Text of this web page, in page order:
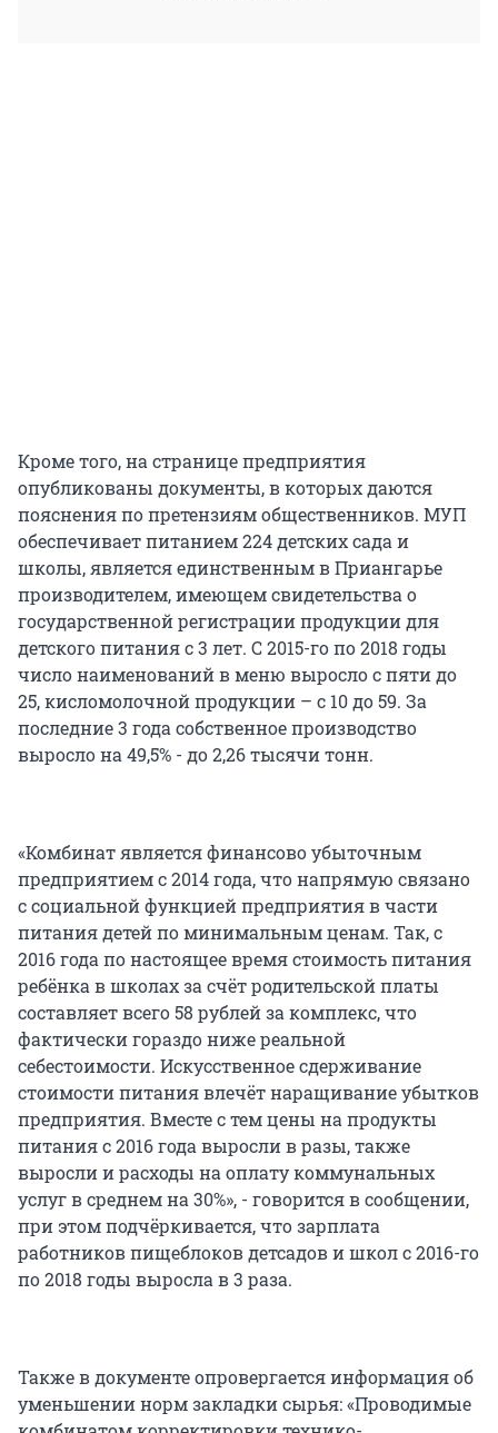
Кроме того, на странице предприятия
опубликованы документы, в которых даются
пояснения по претензиям общественников. МУП
обеспечивает питанием 224 детских сада и
школы, является единственным в Приангарье
производителем, имеющем свидетельства о
государственной регистрации продукции для
детского питания с 3 лет. С 2015-го по 2018 годы
число наименований в меню выросло с пяти до
25, кисломолочной продукции – с 10 до 59. За
последние 3 года собственное производство
выросло на 49,5% - до 2,26 тысячи тонн.
«Комбинат является финансово убыточным
предприятием с 2014 года, что напрямую связано
с социальной функцией предприятия в части
питания детей по минимальным ценам. Так, с
2016 года по настоящее время стоимость питания
ребёнка в школах за счёт родительской платы
составляет всего 58 рублей за комплекс, что
фактически гораздо ниже реальной
себестоимости. Искусственное сдерживание
стоимости питания влечёт наращивание убытков
предприятия. Вместе с тем цены на продукты
питания с 2016 года выросли в разы, также
выросли и расходы на оплату коммунальных
услуг в среднем на 30%», - говорится в сообщении,
при этом подчёркивается, что зарплата
работников пищеблоков детсадов и школ с 2016-го
по 2018 годы выросла в 3 раза.
Также в документе опровергается информация об
уменьшении норм закладки сырья: «Проводимые